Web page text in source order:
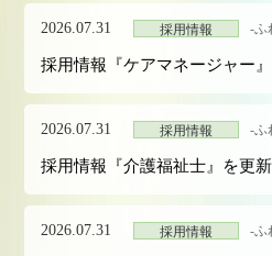
2026.07.31 採用情報 -ふ
採用情報『ケアマネージャー
2026.07.31 採用情報 -ふ
採用情報『介護福祉士』を更新
2026.07.31 採用情報 -ふ